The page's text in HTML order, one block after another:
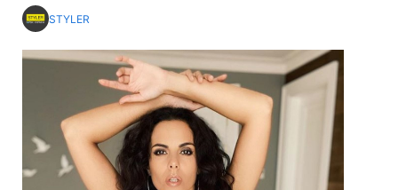
STYLER